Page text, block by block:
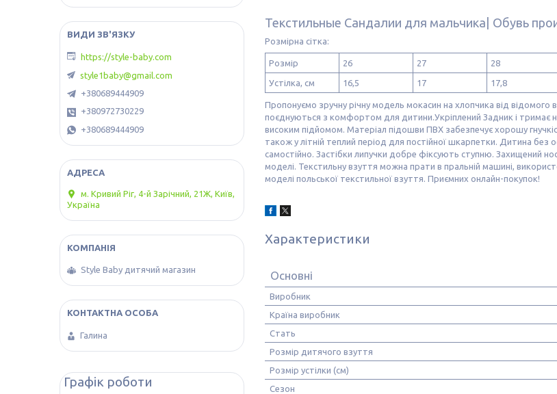
Текстильные Сандалии для мальчика| Обувь
Розмірна сітка:
Розмір 26 27 28
Устілка, см 16,5 17 17,8
Пропонуємо зручну річну модель мокасин на хлопчика від відомого
поєднуються з комфортом для дитини.Укріплений Задник і тримає
високим підйомом. Матеріал підошви ПВХ забезпечує хорошу
також у літній теплий період для постійної шкарпетки. Дитина без
самостійно. Застібки липучки добре фіксують ступню. Захищений
моделі. Текстильну взуття можна прати в пральній машині,
моделі польської текстильної взуття. Приємних онлайн-покупок!
Характеристики
Основні
Виробник
Країна виробник
Стать
Розмір дитячого взуття
Розмір устілки (см)
Сезон
https://style-baby.com
style1baby@gmail.com
+380689444909
+380972730229
+380689444909
м. Кривий Ріг, 4-й Зарічний, 21Ж, Київ,
Україна
Style Baby дитячий магазин
Галина
Графік роботи